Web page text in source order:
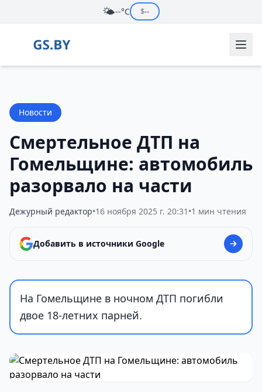
🌤️--°C $--
Новости
Смертельное ДТП на
Гомельщине: автомобиль
разорвало на части
Дежурный редактор•16 ноября 2025 г. 20:31 •1 мин чтения
Добавить в источники Google
На Гомельщине в ночном ДТП погибли
двое 18-летних парней.